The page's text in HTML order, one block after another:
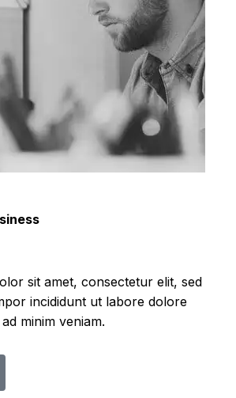
sit amet, consectetur elit, sed
incididunt ut labore dolore
minim veniam.